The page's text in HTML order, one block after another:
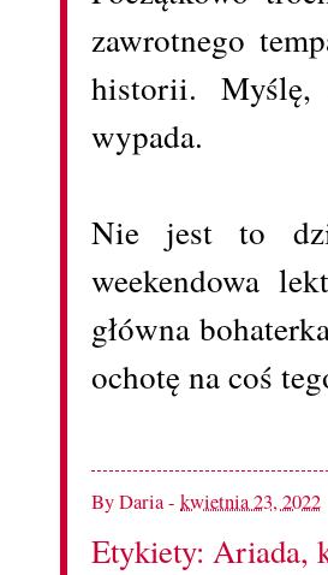
zawrotnego
historii.
wypada.
Nie jest to
weekendowa
główna
ochotę na coś
ByDaria- kwietnia 23, 2022
Etykiety: Ariada,